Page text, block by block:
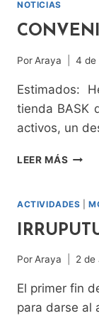
NOTICIAS
Por Araya 4 de
Estimados:
tienda BASK
activos, un
LEER MÁS
ACTIVIDADES |
PorAraya 2 de
El primer fin
para darse al